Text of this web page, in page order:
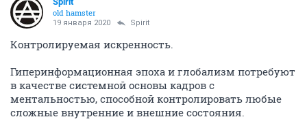
old hamster
19 января 2020 Spirit
Контролируемая искренность.
Гиперинформационная эпоха и глобализм потребуют
в качестве системной основы кадров с
ментальностью, способной контролировать любые
сложные внутренние и внешние состояния.